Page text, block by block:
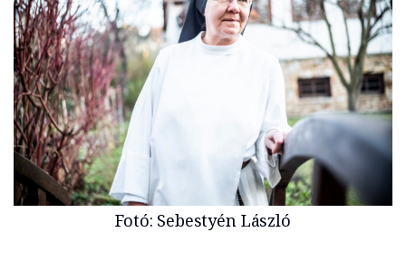
Fotó: Sebestyén László